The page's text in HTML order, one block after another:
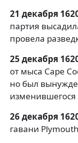
21 декабря
партия
провела
25 декабря
от мыса Cape
но был
26 декабря
гавани